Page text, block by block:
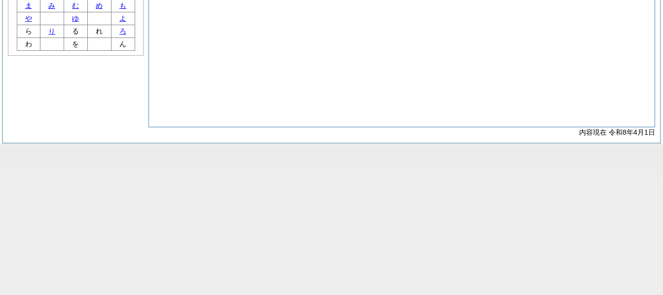
内容現在 令和8年4月1日
ま
み む め
も
や
ゆ
よ
ら
り る れ
ろ
わ
を ん